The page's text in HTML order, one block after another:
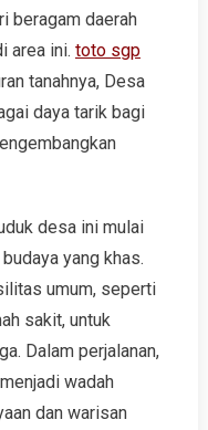
beragam daerah
area ini. toto sgp
tanahnya, Desa
daya tarik bagi
desa ini mulai
yang khas.
umum, seperti
sakit, untuk
Dalam perjalanan,
wadah
dan warisan